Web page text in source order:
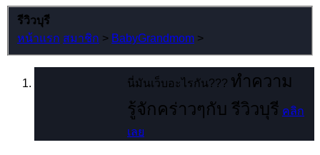
รีวิวบุรี
หน้าแรก สมาชิก > BabyGrandmom >
นี่มันเว็บอะไรกัน??? ทำความ
รู้จักคร่าวๆกับ รีวิวบุรี คลิก
เลย